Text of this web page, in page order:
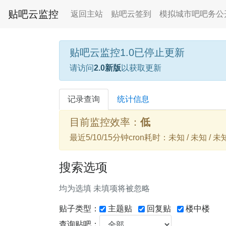
贴吧云监控 返回主站 贴吧云签到 模拟城市吧吧务公
贴吧云监控1.0已停止更新
请访问2.0新版 以获取更新
记录查询 统计信息
目前监控效率： 低
最近5/10/15分钟cron耗时：未知 / 未知 / 未
搜索选项
均为选填 未填项将被忽略
贴子类型： 主题贴 回复贴
楼中楼
查询贴吧：